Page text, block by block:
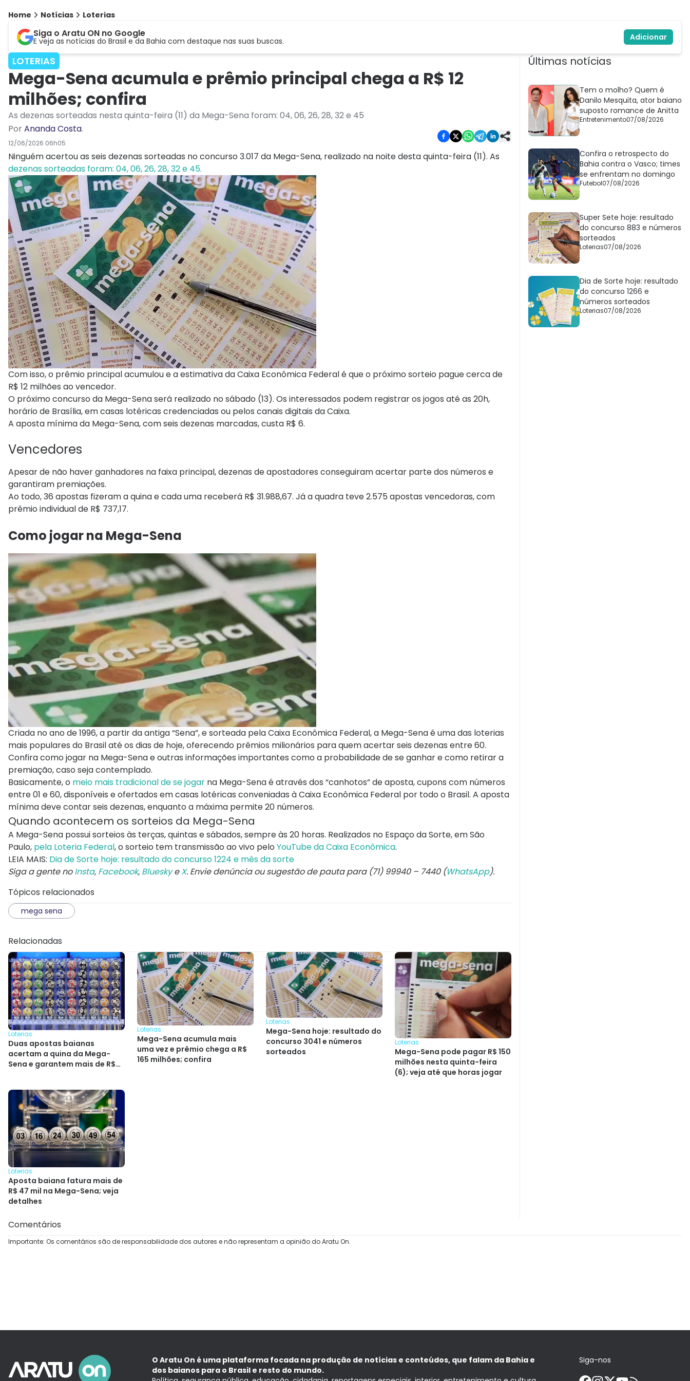
Home Notícias Loterias
Siga o Aratu ON no Google
E veja as notícias do Brasil e da Bahia com destaque nas suas buscas. Adicionar
LOTERIAS
Mega-Sena acumula e prêmio principal chega a R$ 12
milhões; confira
As dezenas sorteadas nesta quinta-feira (11) da Mega-Sena foram: 04, 06, 26, 28, 32 e 45
PorAnanda Costa.
12/06/2026 06h05
Ninguém acertou as seis dezenas sorteadas no concurso 3.017 da Mega-Sena, realizado na noite desta quinta-feira (11). As
dezenas sorteadas foram: 04, 06, 26, 28, 32 e 45.
Com isso, o prêmio principal acumulou e a estimativa da Caixa Econômica Federal é que o próximo sorteio pague cerca de
R$ 12 milhões ao vencedor.
O próximo concurso da Mega-Sena será realizado no sábado (13). Os interessados podem registrar os jogos até as 20h,
horário de Brasília, em casas lotéricas credenciadas ou pelos canais digitais da Caixa.
A aposta mínima da Mega-Sena, com seis dezenas marcadas, custa R$ 6.
Vencedores
Apesar de não haver ganhadores na faixa principal, dezenas de apostadores conseguiram acertar parte dos números e
garantiram premiações.
Ao todo, 36 apostas fizeram a quina e cada uma receberá R$ 31.988,67. Já a quadra teve 2.575 apostas vencedoras, com
prêmio individual de R$ 737,17.
Como jogar na Mega-Sena
Criada no ano de 1996, a partir da antiga “Sena”, e sorteada pela Caixa Econômica Federal, a Mega-Sena é uma das loterias
mais populares do Brasil até os dias de hoje, oferecendo prêmios milionários para quem acertar seis dezenas entre 60.
Confira como jogar na Mega-Sena e outras informações importantes como a probabilidade de se ganhar e como retirar a
premiação, caso seja contemplado.
Basicamente, o meio mais tradicional de se jogar na Mega-Sena é através dos “canhotos” de aposta, cupons com números
entre 01 e 60, disponíveis e ofertados em casas lotéricas conveniadas à Caixa Econômica Federal por todo o Brasil. A aposta
mínima deve contar seis dezenas, enquanto a máxima permite 20 números.
Quando acontecem os sorteios da Mega-Sena
A Mega-Sena possui sorteios às terças, quintas e sábados, sempre às 20 horas. Realizados no Espaço da Sorte, em São
Paulo, pela Loteria Federal, o sorteio tem transmissão ao vivo pelo YouTube da Caixa Econômica.
LEIA MAIS: Dia de Sorte hoje: resultado do concurso 1224 e mês da sorte
Siga a gente noInsta, Facebook, BlueskyeX. Envie denúncia ou sugestão de pauta para (71) 99940 – 7440 (WhatsApp).
Tópicos relacionados
mega sena
Relacionadas
Loterias
Duas apostas baianas
acertam a quina da Mega-
Sena e garantem mais de R$
Loterias
Mega-Sena acumula mais
uma vez e prêmio chega a R$
165 milhões; confira
Loterias
Mega-Sena hoje: resultado do
concurso 3041 e números
sorteados
Loterias
Mega-Sena pode pagar R$ 150
milhões nesta quinta-feira
(6); veja até que horas jogar
Loterias
Aposta baiana fatura mais de
R$ 47 mil na Mega-Sena; veja
detalhes
Últimas notícias
Tem o molho? Quem é
Danilo Mesquita, ator baiano
suposto romance de Anitta
Entretenimento07/08/2026
Confira o retrospecto do
Bahia contra o Vasco; times
se enfrentam no domingo
Futebol07/08/2026
Super Sete hoje: resultado
do concurso 883 e números
sorteados
Loterias07/08/2026
Dia de Sorte hoje: resultado
do concurso 1266 e
números sorteados
Loterias07/08/2026
Comentários
Importante: Os comentários são de responsabilidade dos autores e não representam a opinião do Aratu On.
O Aratu On é uma plataforma focada na produção de notícias e conteúdos, que falam da Bahia e
dos baianos para o Brasil e resto do mundo.
Siga-nos